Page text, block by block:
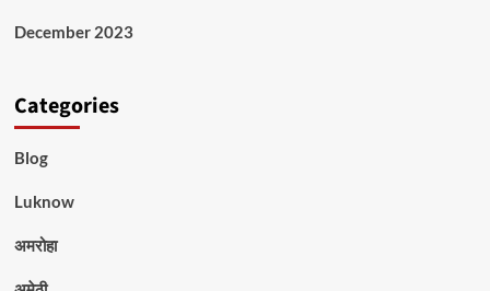
December 2023
Categories
Blog
Luknow
अमरोहा